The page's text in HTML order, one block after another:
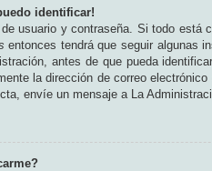
identificar!
usuario y contraseña. Si todo
entonces tendrá que seguir algunas
antes de que pueda
la dirección de correo
envíe un mensaje a La